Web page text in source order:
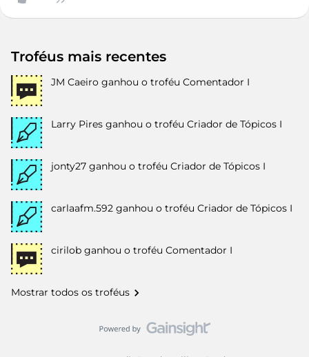
Troféus mais recentes
JM Caeiro ganhou o troféu Comentador I
Larry Pires ganhou o troféu Criador de Tópicos I
jonty27 ganhou o troféu Criador de Tópicos I
carlaafm.592 ganhou o troféu Criador de Tópicos I
cirilob ganhou o troféu Comentador I
Mostrar todos os troféus